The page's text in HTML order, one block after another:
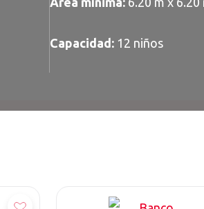
Capacidad: 12 niños